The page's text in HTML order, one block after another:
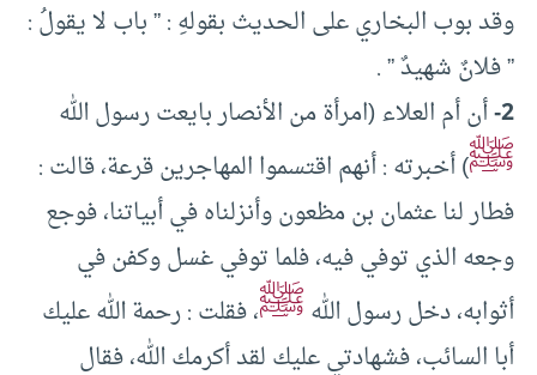
وقد بوب البخاري على الحديث بقولهِ : ” باب لا يقولُ :
” فلانٌ شهيدٌ ” .
2- أن أم العلاء (امرأة من الأنصار بايعت رسول الله
ﷺ) أخبرته : أنهم اقتسموا المهاجرين قرعة، قالت :
فطار لنا عثمان بن مظعون وأنزلناه في أبياتنا، فوجع
وجعه الذي توفي فيه، فلما توفي غسل وكفن في
أثوابه، دخل رسول اللهﷺ، فقلت : رحمة الله عليك
أبا السائب، فشهادتي عليك لقد أكرمك الله، فقال